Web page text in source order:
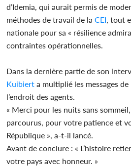
d’Idemia, qui aurait permis de
méthodes de travail de laCEI , tout
nationale pour sa « résilience
contraintes opérationnelles.
Dans la dernière partie de son
Kuibiert a multiplié les messages
l’endroit des agents.
« Merci pour les nuits sans
parcourus, pour votre patience et
République », a-t-il lancé.
Avant de conclure : « L’histoire
votre pays avec honneur. »